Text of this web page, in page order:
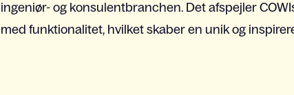
ingeniør- og konsulentbranchen. Det afspejler
med funktionalitet, hvilket skaber en unik og